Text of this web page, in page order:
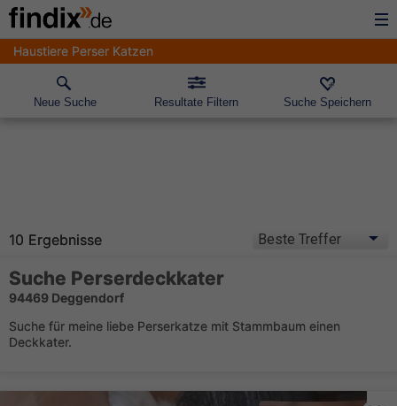
Haustiere Perser Katzen
Neue Suche Resultate Filtern Suche Speichern
10 Ergebnisse
Suche Perserdeckkater
94469 Deggendorf
Suche für meine liebe Perserkatze mit Stammbaum einen
Deckkater.